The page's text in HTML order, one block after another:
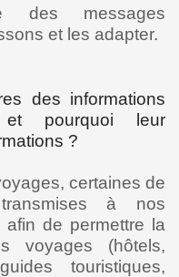
des messages
et les adapter.
des informations
pourquoi leur
?
certaines de
à nos
afin de permettre la
voyages (hôtels,
touristiques,